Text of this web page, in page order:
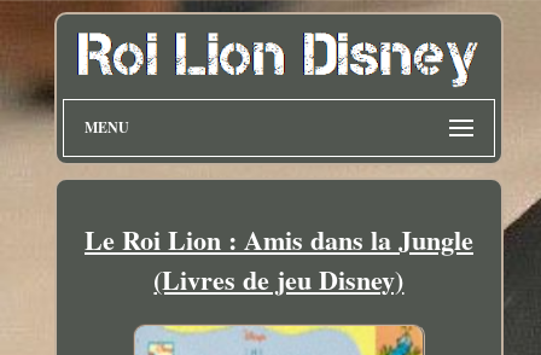
MENU
Le Roi Lion : Amis dans la Jungle
(Livres de jeu Disney)